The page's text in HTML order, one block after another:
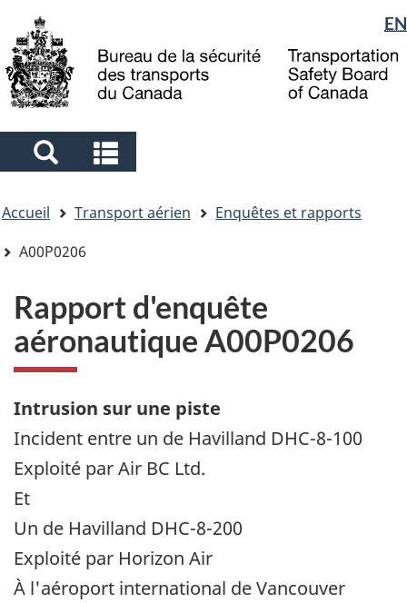
to
main
to
"About
government"
à
la
Sélection
de
la
langue
EN
Search
and
menus
and
menus
êtes
ici
Accueil Transport aérien
Enquêtes et rapports
A00P0206
Rapport d'enquête
aéronautique A00P0206
Intrusion sur une piste
Incident entre un de Havilland DHC-8-100
Exploité par Air BC Ltd.
Et
Un de Havilland DHC-8-200
Exploité par Horizon Air
À l'aéroport international de Vancouver